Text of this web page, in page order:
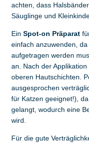
achten, dass
Säuglinge und
Ein Spot-on Präparat
einfach anzuwenden,
aufgetragen werden
an. Nach der
oberen Hautschichten.
ausgesprochen
für Katzen geeignet!),
gelangt, wodurch eine
wird.
Für die gute